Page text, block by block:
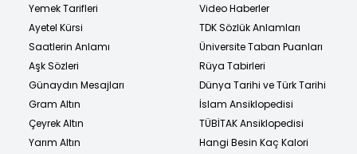
Yemek Tarifleri
Ayetel Kürsi
Saatlerin Anlamı
Aşk Sözleri
Günaydın Mesajları
Gram Altın
Çeyrek Altın
Yarım Altın
Video Haberler
TDK Sözlük Anlamları
Üniversite Taban Puanları
Rüya Tabirleri
Dünya Tarihi ve Türk Tarihi
İslam Ansiklopedisi
TÜBİTAK Ansiklopedisi
Hangi Besin Kaç Kalori